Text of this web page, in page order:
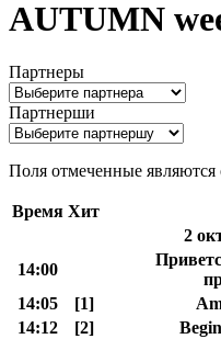
AUTUMN
Партнеры
Партнерши
Поля отмеченные являются
Время Хит
2
14:00
14:05
[1]
14:12
[2]